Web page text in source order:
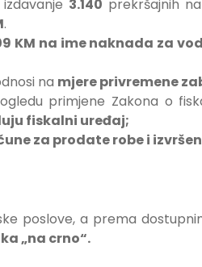
3.140 prekršajnih
.
KM na ime naknada za
na mjere privremene
primjene Zakona o
fiskalni uređaj;
za prodate robe i
poslove, a prema
„na crno“.